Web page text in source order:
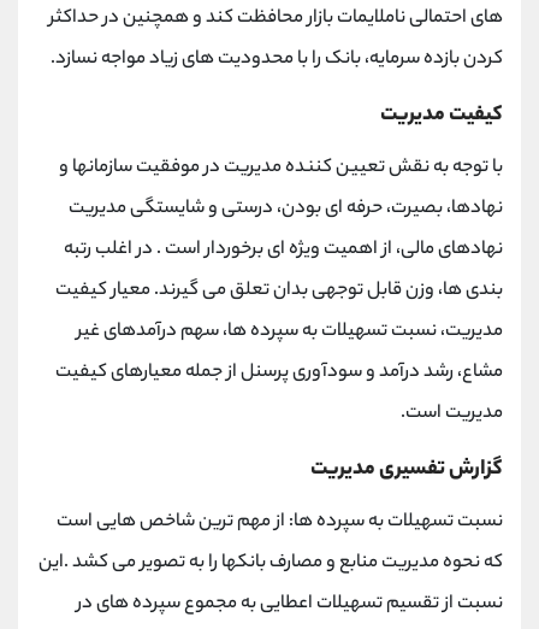
های احتمالی ناملایمات بازار محافظت کند و همچنین در حداکثر
کردن بازده سرمایه، بانک را با محدودیت های زیاد مواجه نسازد.
کیفیت مدیریت
با توجه به نقش تعیین کننده مدیریت در موفقیت سازمانها و
نهادها، بصیرت، حرفه ای بودن، درستی و شایستگی مدیریت
نهادهای مالی، از اهمیت ویژه ای برخوردار است . در اغلب رتبه
بندی ها، وزن قابل توجهی بدان تعلق می گیرند. معیار کیفیت
مدیریت، نسبت تسهیلات به سپرده ها، سهم درآمدهای غیر
مشاع، رشد درآمد و سودآوری پرسنل از جمله معیارهای کیفیت
مدیریت است.
گزارش تفسیری مدیریت
نسبت تسهیلات به سپرده ها: از مهم ترین شاخص هایی است
که نحوه مدیریت منابع و مصارف بانکها را به تصویر می کشد .این
نسبت از تقسیم تسهیلات اعطایی به مجموع سپرده های در